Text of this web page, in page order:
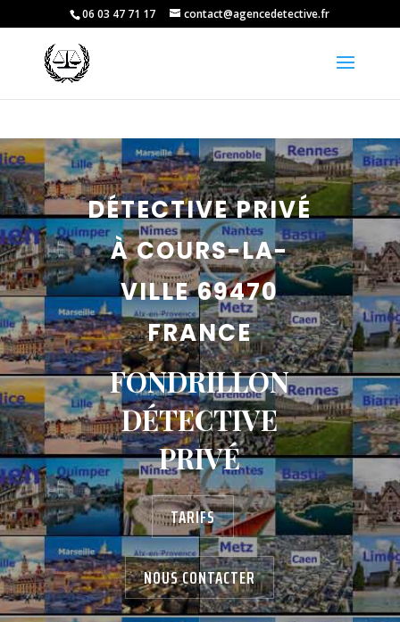
06 03 47 71 17 contact@agencedetective.fr
DÉTECTIVE PRIVÉ
À COURS-LA-
VILLE 69470
FRANCE
FONDRILLON
DÉTECTIVE
PRIVÉ
TARIFS
NOUS CONTACTER